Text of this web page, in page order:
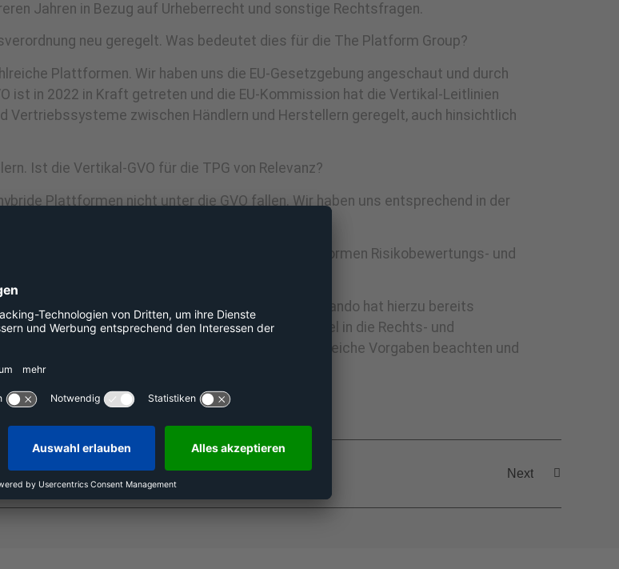
Jahren in Bezug auf Urheberrecht und sonstige Rechtsfragen.
neu geregelt. Was bedeutet dies für die The Platform Group?
Plattformen. Wir haben uns die EU-Gesetzgebung angeschaut und durch
ist in 2022 in Kraft getreten und die EU-Kommission hat die Vertikal-Leitlinien
Vertriebssysteme zwischen Händlern und Herstellern geregelt, auch hinsichtlich
Ist die Vertikal-GVO für die TPG von Relevanz?
Plattformen nicht unter die GVO fallen. Wir haben uns entsprechend in der
für unser Geschäftsmodell.
der bereits jetzt sehr großen Online-Plattformen Risikobewertungs- und
hierunter?
Größe des Unternehmens hiervon betroffen. Zalando hat hierzu bereits
investieren wir aber seit Jahren mehr Mittel in die Rechts- und
Marktbearbeitung in mehreren Ländern hier zahlreiche Vorgaben beachten und
Next